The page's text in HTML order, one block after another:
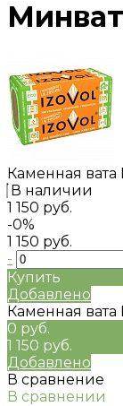
Каменная
В наличии
1 150 руб.
-0%
1 150 руб.
-
Купить
Добавлено
Каменная
0 руб.
1 150 руб.
Добавлено
В сравнение
В сравнении